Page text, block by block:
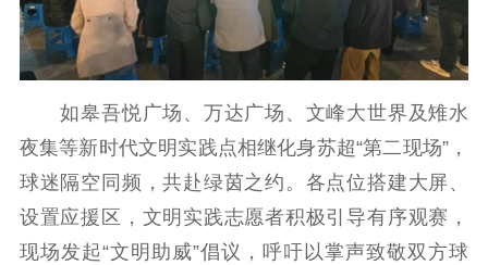
文明创建 文明实践
文明培育
先进典型
社会宣传
思想政治教育 爱国主义教育
全民国防教育
红色资源保护利
用
如皋吾悦广场、万达广场、文峰大世界及雉水
夜集等新时代文明实践点相继化身苏超“第二现场”，
球迷隔空同频，共赴绿茵之约。各点位搭建大屏、
设置应援区，文明实践志愿者积极引导有序观赛，
现场发起“文明助威”倡议，呼吁以掌声致敬双方球